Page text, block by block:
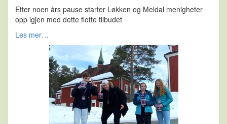
Etter noen års pause starter Løkken og Meldal menigheter
opp igjen med dette flotte tilbudet
Les mer…